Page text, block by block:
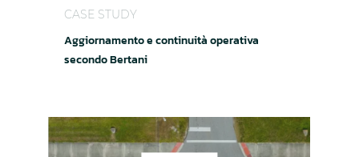
CASE STUDY
Aggiornamento e continuità operativa
secondo Bertani